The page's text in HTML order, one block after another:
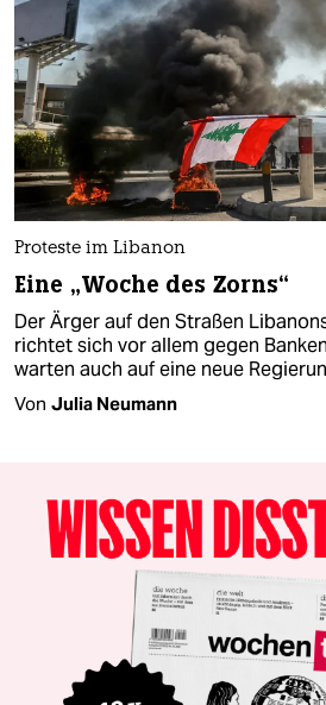
Proteste im Libanon
Eine „Woche des Zorns“
Der Ärger auf den Straßen
richtet sich vor allem gegen
warten auch auf eine neue
Von Julia Neumann